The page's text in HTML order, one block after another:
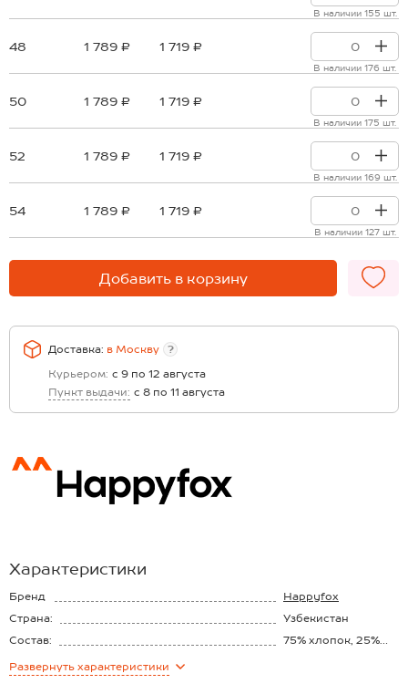
В наличии 155 шт.
48 1 789 ₽ 1 719 ₽
В наличии 176 шт.
50 1 789 ₽ 1 719 ₽
В наличии 175 шт.
52 1 789 ₽ 1 719 ₽
В наличии 169 шт.
54 1 789 ₽ 1 719 ₽
В наличии 127 шт.
Добавить в корзину
Доставка: в Москву
?
Курьером: с 9 по 12 августа
Пункт выдачи: с 8 по 11 августа
Характеристики
Бренд
Happyfox
Страна:
Узбекистан
Состав:
75% хлопок, 25%
Материал:
Развернуть характеристики